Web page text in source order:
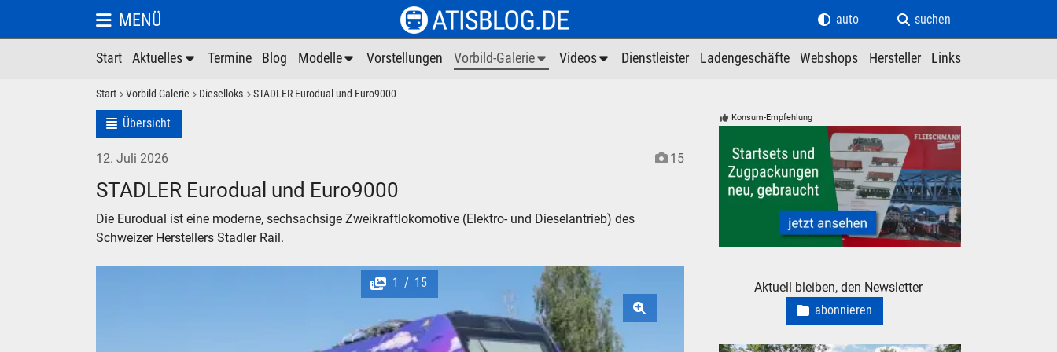
Start Aktuelles Termine Blog Modelle Vorstellungen Vorbild-Galerie Videos Dienstleister Ladengeschäfte Webshops Hersteller Links
MENÜ suchen
auto
Start Vorbild-Galerie Dieselloks STADLER Eurodual und Euro9000
Übersicht
12. Juli 2026 15
STADLER Eurodual und Euro9000
Die Eurodual ist eine moderne, sechsachsige Zweikraftlokomotive (Elektro- und Dieselantrieb) des
Schweizer Herstellers Stadler Rail.
1 / 15
Konsum-Empfehlung
Aktuell bleiben, den Newsletter
abonnieren